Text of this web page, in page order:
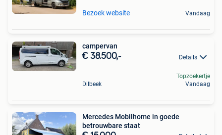
Bezoek website Vandaag
campervan
€ 38.500,- Details
Dilbeek
Topzoekertje
Vandaag
Mercedes Mobilhome in goede
betrouwbare staat